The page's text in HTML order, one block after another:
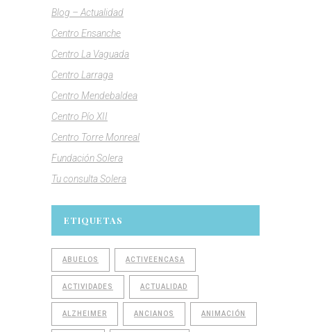
Blog – Actualidad
Centro Ensanche
Centro La Vaguada
Centro Larraga
Centro Mendebaldea
Centro Pío XII
Centro Torre Monreal
Fundación Solera
Tu consulta Solera
ETIQUETAS
ABUELOS ACTIVEENCASA
ACTIVIDADES ACTUALIDAD
ALZHEIMER ANCIANOS ANIMACIÓN